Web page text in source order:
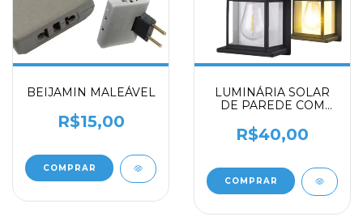
BEIJAMIN MALEÁVEL
R$15,00
LUMINÁRIA SOLAR
DE PAREDE COM
R$40,00